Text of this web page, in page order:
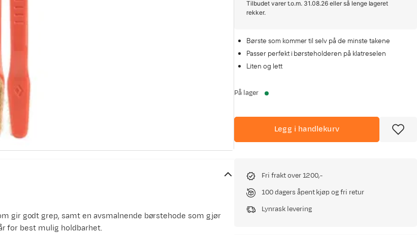
gir godt grep, samt en avsmalnende børstehode som gjør
for best mulig holdbarhet.
Tilbudet varer t.o.m. 31.08.26 eller så lenge lageret
rekker.
Børste som kommer til selv på de minste takene
Passer perfekt i børsteholderen på klatreselen
Liten og lett
På lager
Legg i handlekurv
Fri frakt over 1200,-
100 dagers åpent kjøp og fri retur
Lynrask levering